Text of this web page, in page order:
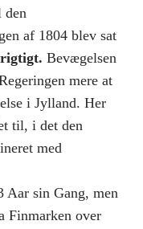
den
af 1804 blev sat
Bevægelsen
mere at
i Jylland. Her
til, i det den
med
Aar sin Gang, men
Finmarken over